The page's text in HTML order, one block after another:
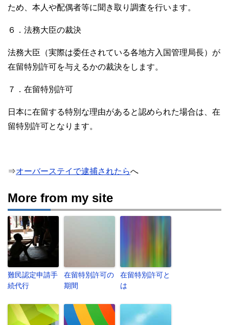
ため、本人や配偶者等に聞き取り調査を行います。
６．法務大臣の裁決
法務大臣（実際は委任されている各地方入国管理局長）が
在留特別許可を与えるかの裁決をします。
７．在留特別許可
日本に在留する特別な理由があると認められた場合は、在
留特別許可となります。
⇒オーバーステイで逮捕されたらへ
More from my site
難民認定申請手
続代行
在留特別許可の
期間
在留特別許可と
は